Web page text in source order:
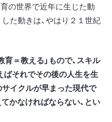
の世界で近年に生じた動
た動きは、やはり２１世紀
＝教える」もので、スキル
それでその後の人生を生
イクルが早まった現代で
てかなければならない、とい